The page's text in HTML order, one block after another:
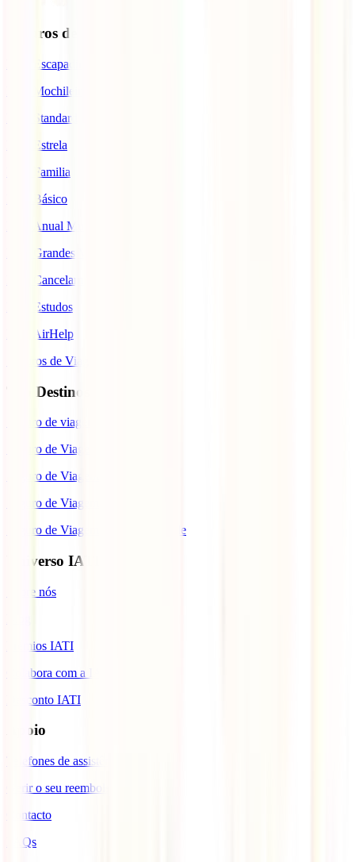
Seguros de Viagem
IATI Escapadinhas
IATI Mochileiro
IATI Standard
IATI Estrela
IATI Familia
IATI Básico
IATI Anual Multiviagem
IATI Grandes Viajantes
IATI Cancelamento Premium
IATI Estudos
IATI AirHelp
Seguros de Viagem
Top Destinos
Seguro de viagem para o Japão
Seguro de Viagem para os EUA
Seguro de Viagem para o Brasil
Seguro de Viagem para Tailândia
Seguro de Viagem para Cabo Verde
Universo IATI
Sobre nós
Prémios IATI
Colabora com a IATI
Desconto IATI
Apoio
Telefones de assistência
Gerir o seu reembolso
Contacto
FAQs